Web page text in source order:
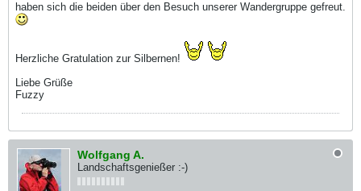
haben sich die beiden über den Besuch unserer Wandergruppe gefreut.
Herzliche Gratulation zur Silbernen!
Liebe Grüße
Fuzzy
Wolfgang A.
Landschaftsgenießer :-)